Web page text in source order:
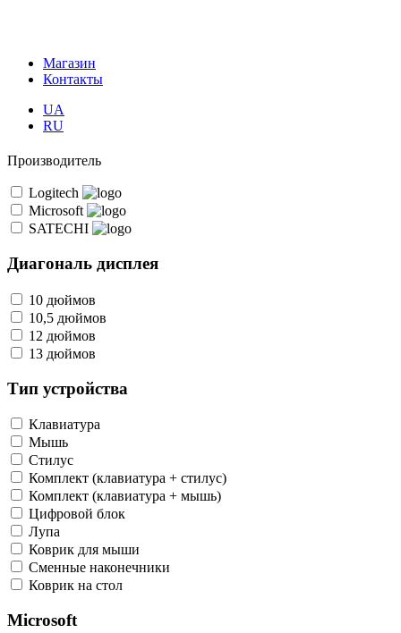
Магазин
Контакты
UA
RU
Производитель
Logitech
Microsoft
SATECHI
Диагональ дисплея
10 дюймов
10,5 дюймов
12 дюймов
13 дюймов
Тип устройства
Клавиатура
Мышь
Стилус
Комплект (клавиатура + стилус)
Комплект (клавиатура + мышь)
Цифровой блок
Лупа
Коврик для мыши
Сменные наконечники
Коврик на стол
Microsoft